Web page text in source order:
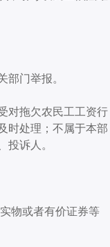
部门举报。
对拖欠农民工工资行
时处理； 不属于本部
投诉人。
物或者有价证券等